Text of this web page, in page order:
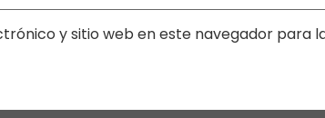
y sitio web en este navegador para